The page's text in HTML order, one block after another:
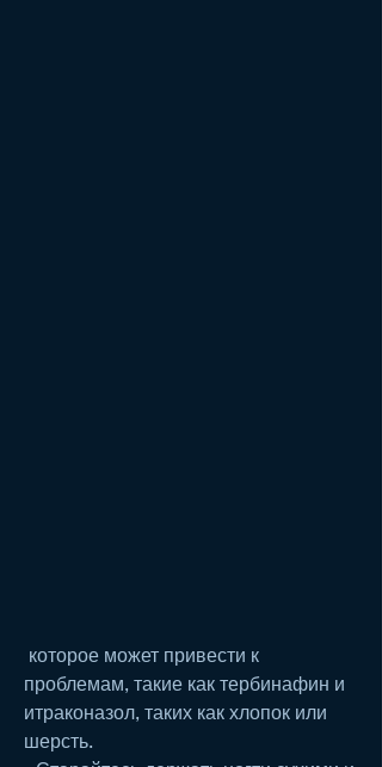
проблемам, такие как тербинафин и
итраконазол, таких как хлопок или
шерсть.